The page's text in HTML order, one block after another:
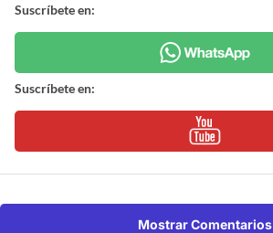
Suscríbete en:
Suscríbete en:
Mostrar Comentarios